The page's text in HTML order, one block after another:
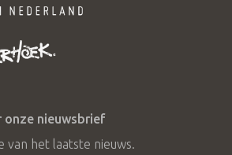
onze nieuwsbrief
van het laatste nieuws.